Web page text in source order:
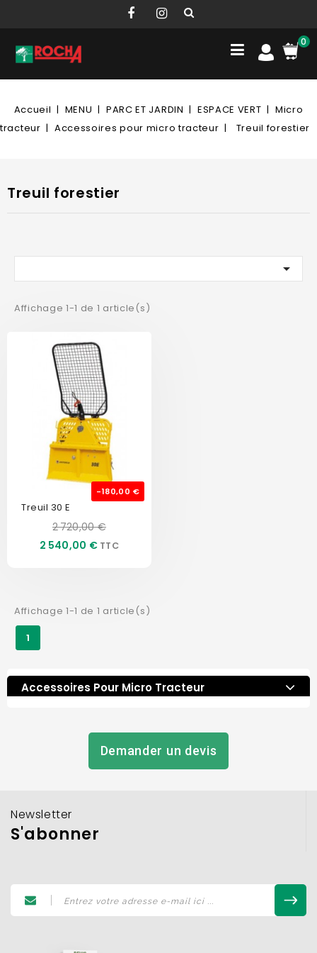
0
Accueil MENU PARC ET JARDIN ESPACE VERT
Micro
tracteur
Accessoires pour micro tracteur Treuil forestier
Treuil forestier

Affichage 1-1 de 1 article(s)
Treuil 30 E
Prix
de
2 720,00 €
-180,00 €
Prix
2 540,00 €
Affichage 1-1 de 1 article(s)
1
Accessoires Pour Micro Tracteur
Demander un devis
Newsletter
S'abonner